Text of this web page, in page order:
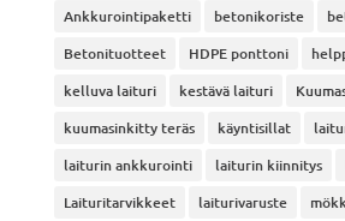
Ankkurointipaketti
betonikoriste
Betonituotteet
HDPE ponttoni
kelluva laituri
kestävä laituri
kuumasinkitty teräs
käyntisillat
laiturin ankkurointi
laiturin kiinnitys
Laituritarvikkeet
laiturivaruste